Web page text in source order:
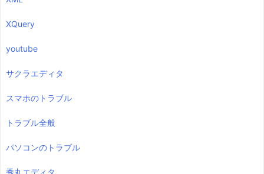
XQuery
youtube
サクラエディタ
スマホのトラブル
トラブル全般
パソコンのトラブル
秀丸エディタ